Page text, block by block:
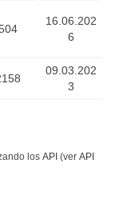
16.06.202
6
09.03.202
3
los API (ver API